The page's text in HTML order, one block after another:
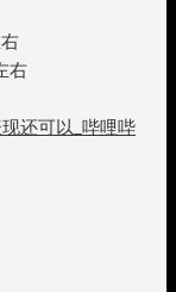
右
还可以_哔哩哔